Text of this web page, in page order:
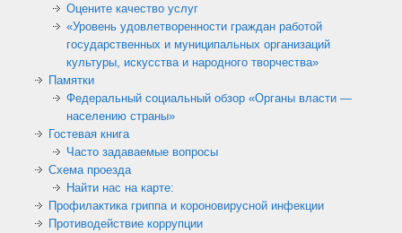
Оцените качество услуг
«Уровень удовлетворенности граждан работой
государственных и муниципальных организаций
культуры, искусства и народного творчества»
Памятки
Федеральный социальный обзор «Органы власти —
населению страны»
Гостевая книга
Часто задаваемые вопросы
Схема проезда
Найти нас на карте:
Профилактика гриппа и короновирусной инфекции
Противодействие коррупции